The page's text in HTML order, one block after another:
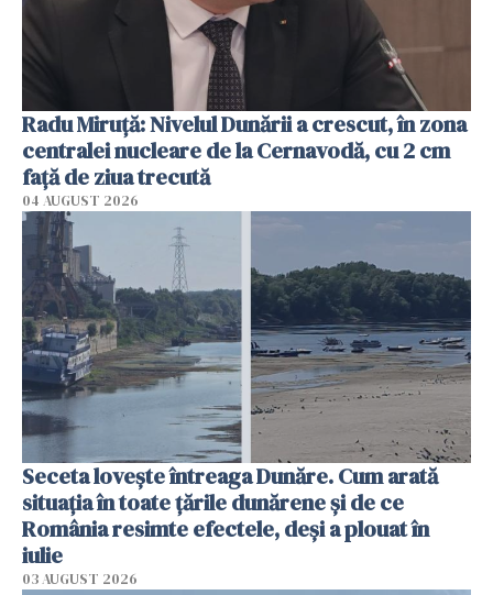
Radu Miruţă: Nivelul Dunării a crescut, în zona
centralei nucleare de la Cernavodă, cu 2 cm
faţă de ziua trecută
04 AUGUST 2026
Seceta lovește întreaga Dunăre. Cum arată
situația în toate țările dunărene și de ce
România resimte efectele, deși a plouat în
iulie
03 AUGUST 2026